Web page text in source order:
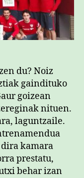
du? Noiz
gaindituko
goizean
nituen.
laguntzaile.
kamara
prestatu,
behar izan